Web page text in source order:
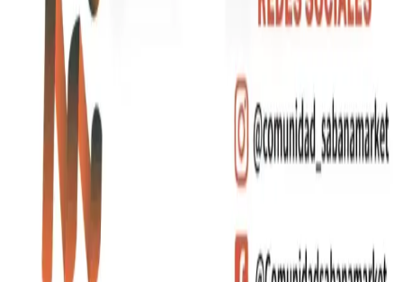
Categorías
Artículos de Escritura
Bebidas
Bolsos y Morrales
Tecnología
Contacto
+(57) 310 556 6599
+(57) 310 683 5116